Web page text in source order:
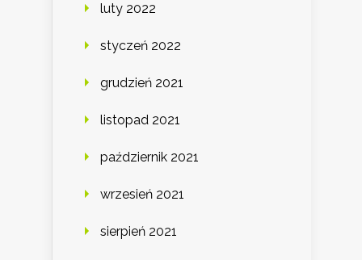
luty 2022
styczeń 2022
grudzień 2021
listopad 2021
październik 2021
wrzesień 2021
sierpień 2021